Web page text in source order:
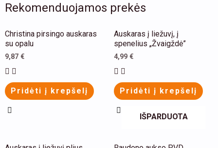
Rekomenduojamos prekės
Christina pirsingo auskaras
su opalu
9,87 €
Pridėti į krepšelį
Auskaras į liežuvį, į
spenelius „Žvaigždė”
4,99 €
Pridėti į krepšelį
This
product
has
multiple
variants.
options
This
IŠPARDUOTA
This